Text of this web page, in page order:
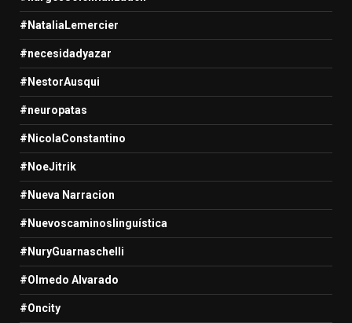
#NataliaLemercier
#necesidadyazar
#NestorAusqui
#neuropatas
#NicolaConstantino
#NoeJitrik
#Nueva Narracion
#Nuevoscaminoslinguística
#NuryGuarnaschelli
#Olmedo Alvarado
#Oncity